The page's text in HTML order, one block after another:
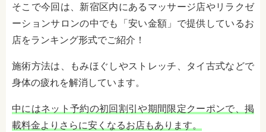
そこで今回は、新宿区内にあるマッサージ店やリラクゼ
ーションサロンの中でも「安い金額」で提供しているお
店をランキング形式でご紹介！
施術方法は、もみほぐしやストレッチ、タイ古式などで
身体の疲れを解消しています。
中にはネット予約の初回割引や期間限定クーポンで、掲
載料金よりさらに安くなるお店もあります。